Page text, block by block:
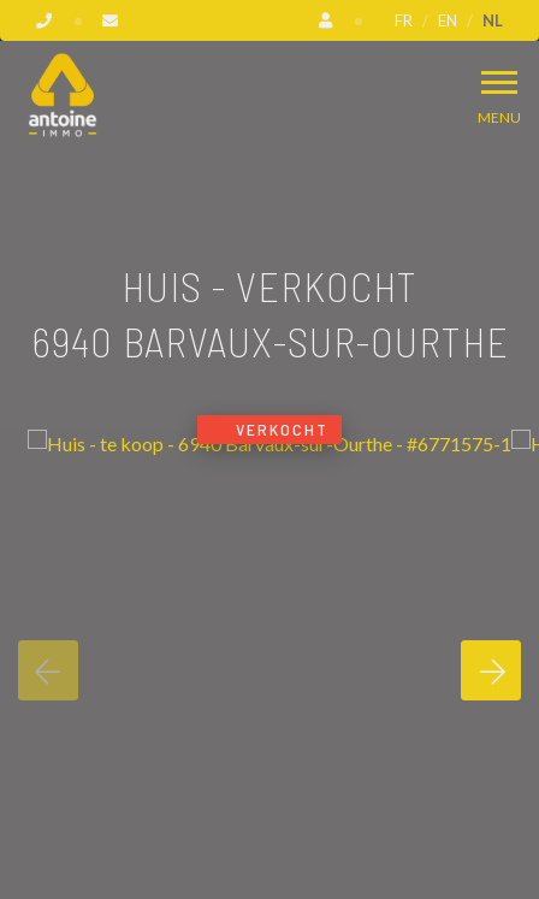
FR EN NL
MENU
HUIS - VERKOCHT
6940 BARVAUX-SUR-OURTHE
VERKOCHT